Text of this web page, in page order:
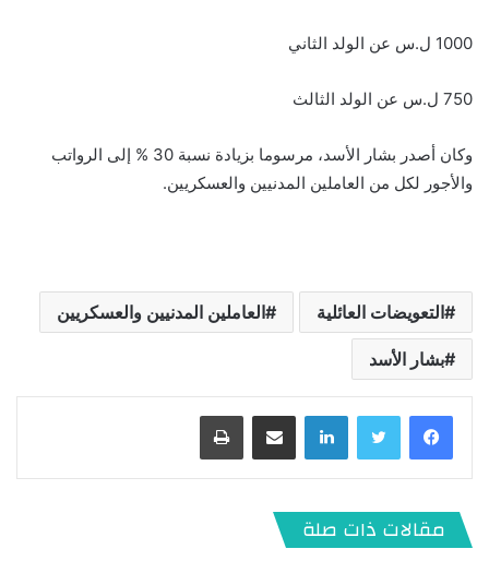
1000 ل.س عن الولد الثاني
750 ل.س عن الولد الثالث
وكان أصدر بشار الأسد، مرسوما بزيادة نسبة 30 % إلى الرواتب
والأجور لكل من العاملين المدنيين والعسكريين.
التعويضات العائلية العاملين المدنيين والعسكريين
بشار الأسد
لينكدإن
مقالات ذات صلة